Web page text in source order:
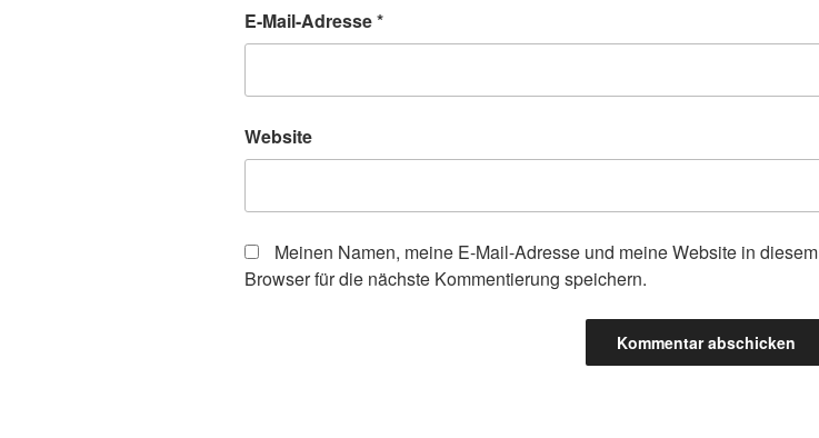
E-Mail-Adresse*
Website
Meinen Namen, meine E-Mail-Adresse und meine Website in diesem
Browser für die nächste Kommentierung speichern.